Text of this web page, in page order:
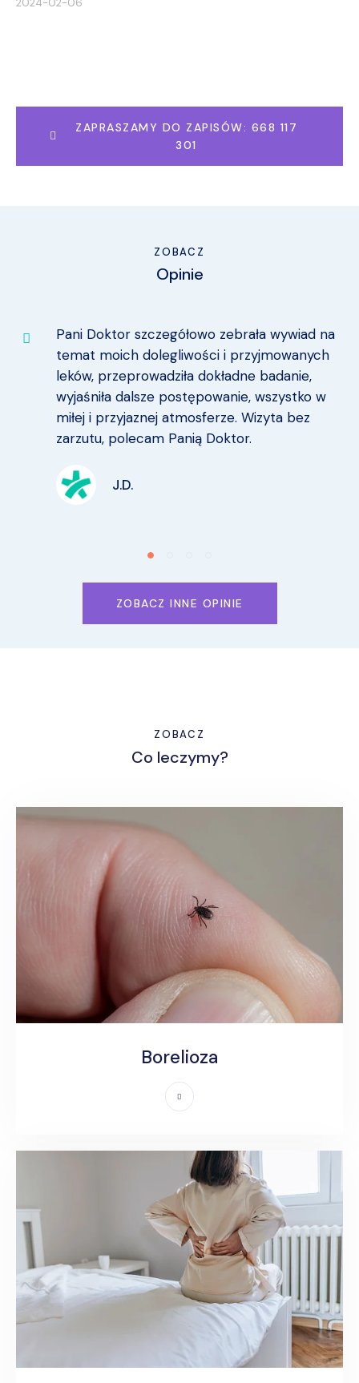
ZAPRASZAMY DO ZAPISÓW: 668 117
301
ZOBACZ
Opinie
Pani Doktor szczegółowo zebrała wywiad na
temat moich dolegliwości i przyjmowanych
leków, przeprowadziła dokładne badanie,
wyjaśniła dalsze postępowanie, wszystko w
miłej i przyjaznej atmosferze. Wizyta bez
zarzutu, polecam Panią Doktor.
J.D.
ZOBACZ INNE OPINIE
ZOBACZ
Co leczymy?
Borelioza